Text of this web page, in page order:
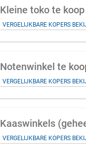
Kleine toko te
VERGELIJKBARE KOPERS
Notenwinkel te
VERGELIJKBARE KOPERS
Kaaswinkels
VERGELIJKBARE KOPERS